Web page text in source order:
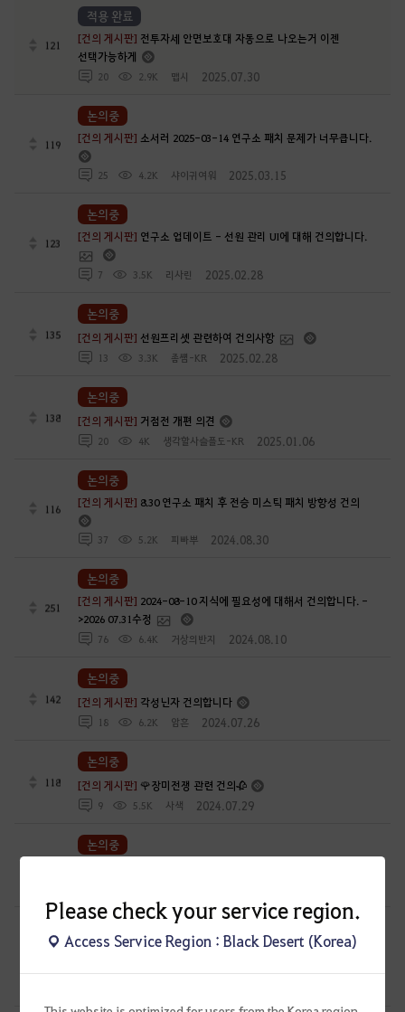
Please check your service region.
Access Service Region : Black Desert (Korea)
121
[건의 게시판] 전투자세 안면보호대 자동으로 나오는거 이젠
선택가능하게
20 2.9K 맵시 2025.07.30
적용 완료
119 [건의 게시판] 소서러 2025-03-14 연구소 패치 문제가 너무큽니다.
25 4.2K 샤이귀여워 2025.03.15
논의중
123
[건의 게시판] 연구소 업데이트 - 선원 관리 UI에 대해 건의합니다.
7 3.5K 리사린 2025.02.28
논의중
135 [건의 게시판]선원프리셋 관련하여 건의사항
13 3.3K 좀썜-KR 2025.02.28
논의중
138 [건의 게시판] 거점전 개편 의견
20 4K 생각할사슬플도-KR 2025.01.06
논의중
116 [건의 게시판] 8.30 연구소 패치 후 전승 미스틱 패치 방향성 건의
37 5.2K 피빠뿌 2024.08.30
논의중
251
[건의 게시판] 2024-08-10 지식에 필요성에 대해서 건의합니다. -
>2026 07.31수정
76 6.4K 거상의반지 2024.08.10
논의중
142 [건의 게시판] 각성닌자 건의합니다
18 6.2K 암흔 2024.07.26
논의중
118 [건의 게시판] 🌹장미전쟁 관련 건의🥀
9 5.5K 사색 2024.07.29
논의중
논의중
[건의 게시판] '빛나는 파괴의 연금석'의 등장 - 연금석 강화 편의성